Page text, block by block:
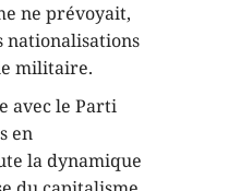
ne prévoyait,
nationalisations
militaire.
avec le Parti
en
la dynamique